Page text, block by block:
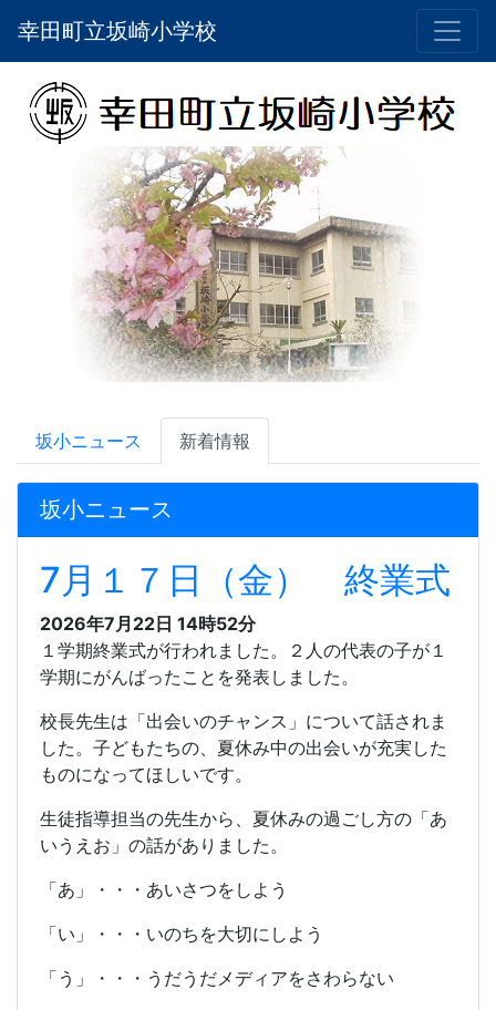
幸田町立坂崎小学校
坂小ニュース 新着情報
坂小ニュース
7月１７日（金） 終業式
2026年7月22日 14時52分
１学期終業式が行われました。２人の代表の子が１
学期にがんばったことを発表しました。
校長先生は「出会いのチャンス」について話されま
した。子どもたちの、夏休み中の出会いが充実した
ものになってほしいです。
生徒指導担当の先生から、夏休みの過ごし方の「あ
いうえお」の話がありました。
「あ」・・・あいさつをしよう
「い」・・・いのちを大切にしよう
「う」・・・うだうだメディアをさわらない